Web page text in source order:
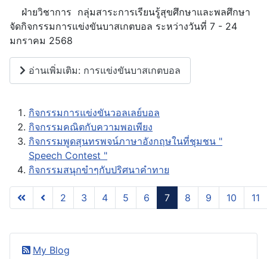
ฝ่ายวิชาการ กลุ่มสาระการเรียนรู้สุขศึกษาและพลศึกษา
จัดกิจกรรมการแข่งขันบาสเกตบอล ระหว่างวันที่ 7 - 24
มกราคม 2568
อ่านเพิ่มเติม: การแข่งขันบาสเกตบอล
กิจกรรมการแข่งขันวอลเลย์บอล
กิจกรรมคณิตกับความพอเพียง
กิจกรรมพูดสุนทรพจน์ภาษาอังกฤษในที่ชุมชน "
Speech Contest "
กิจกรรมสนุกขำๆกับปริศนาคำทาย
หน้า 7 จาก 28
2 3 4 5 6 7 8 9 10 11
My Blog